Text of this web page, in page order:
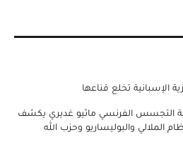
الإسبانية تخلع قناعها
التجسس الفرنسي ماثيو غديري يكشف
الملالي والبوليساريو وحزب الله